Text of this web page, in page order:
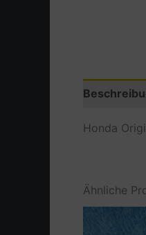
Honda
Ähnliche